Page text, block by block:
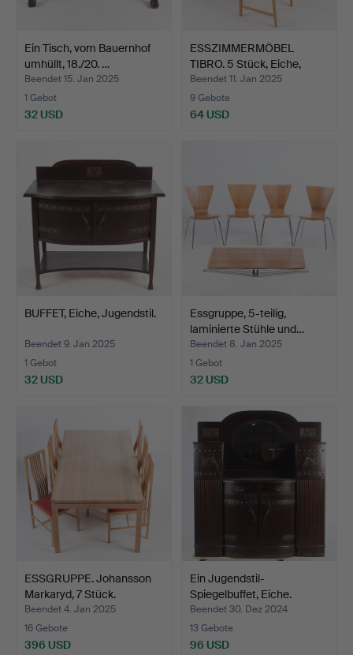
Ein Tisch, vom Bauernhof
umhüllt, 18./20. …
Beendet 15. Jan 2025
1 Gebot
32 USD
ESSZIMMERMÖBEL
TIBRO. 5 Stück, Eiche,
Skar…
Beendet 11. Jan 2025
9 Gebote
64 USD
BUFFET, Eiche, Jugendstil.
Beendet 9. Jan 2025
1 Gebot
32 USD
Essgruppe, 5-teilig,
laminierte Stühle und…
Beendet 8. Jan 2025
1 Gebot
32 USD
ESSGRUPPE. Johansson
Markaryd, 7 Stück.
Beendet 4. Jan 2025
16 Gebote
396 USD
Ein Jugendstil-
Spiegelbuffet, Eiche.
Beendet 30. Dez 2024
13 Gebote
96 USD